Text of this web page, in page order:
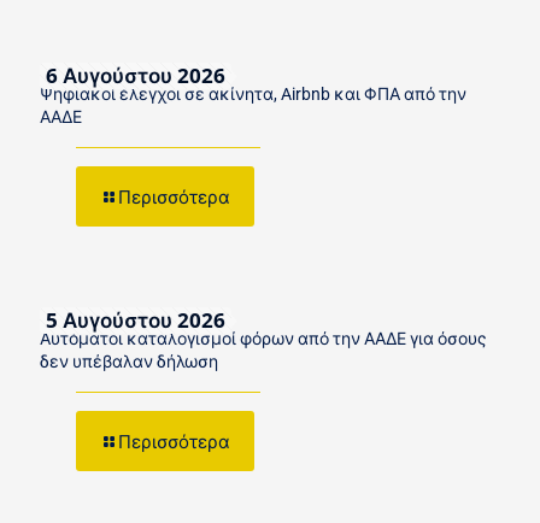
6 Αυγούστου 2026
Ψηφιακοί έλεγχοι σε ακίνητα, Airbnb και ΦΠΑ από την
ΑΑΔΕ
Περισσότερα
5 Αυγούστου 2026
Αυτόματοι καταλογισμοί φόρων από την ΑΑΔΕ για όσους
δεν υπέβαλαν δήλωση
Περισσότερα